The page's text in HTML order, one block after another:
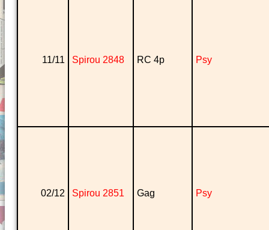
11/11 Spirou 2848 RC 4p Psy
02/12 Spirou 2851 Gag Psy